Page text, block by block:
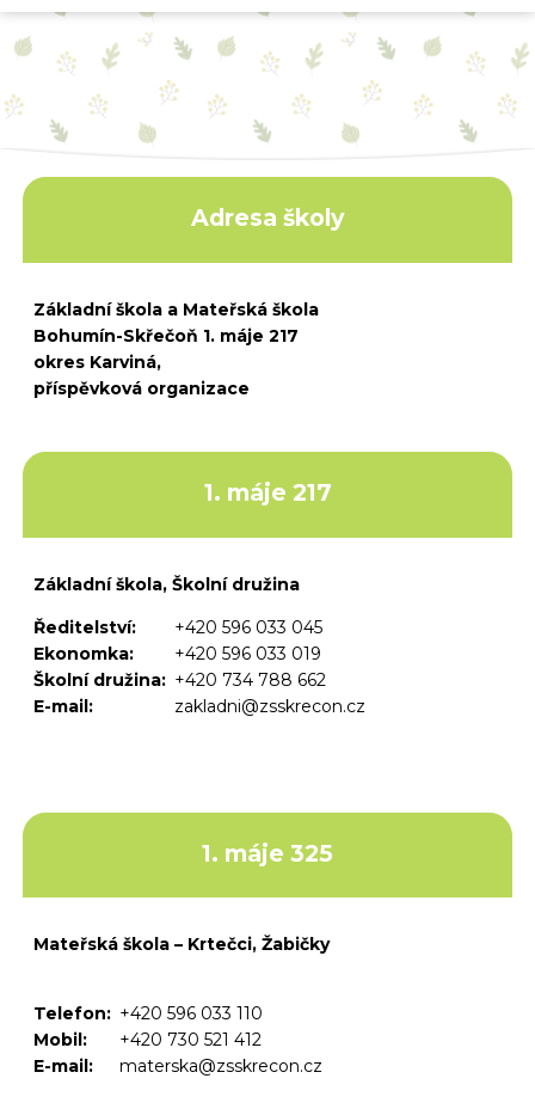
Adresa školy
Základní škola a Mateřská škola
Bohumín-Skřečoň 1. máje 217
okres Karviná,
příspěvková organizace
1. máje 217
Základní škola, Školní družina
Ředitelství:
+420 596 033 045
Ekonomka:
+420 596 033 019
Školní družina: +420 734 788 662
E-mail:
zakladni@zsskrecon.cz
1. máje 325
Mateřská škola – Krtečci, Žabičky
Telefon: +420 596 033 110
Mobil:
+420 730 521 412
E-mail:
materska@zsskrecon.cz